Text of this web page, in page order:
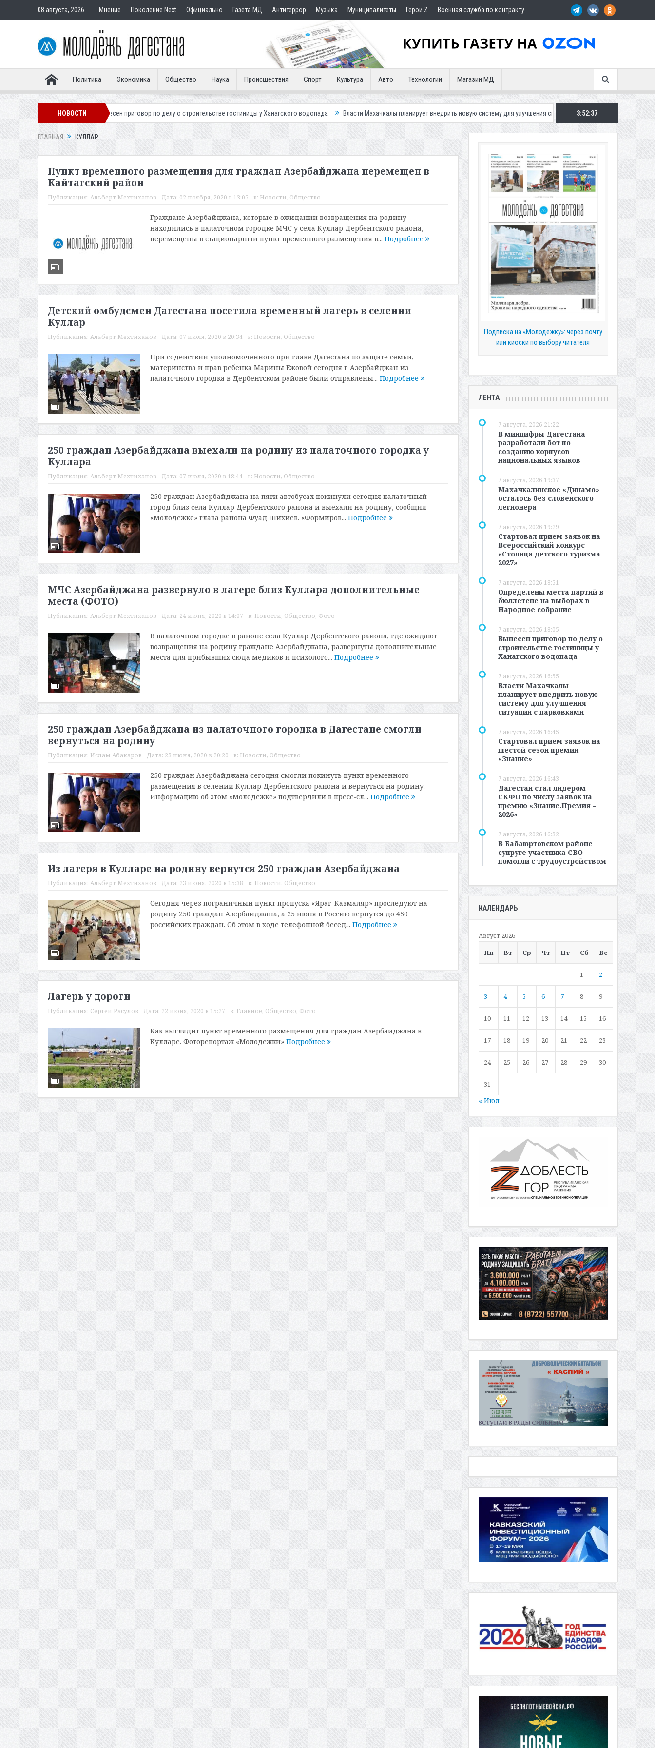
08 августа, 2026 Мнение Поколение Next Официально Газета МД Антитеррор Музыка Муниципалитеты Герои Z Военная служба по контракту
Политика Экономика Общество Наука Происшествия Спорт Культура Авто Технологии Магазин МД
НОВОСТИ
легионера Вынесен приговор по делу о строительстве гостиницы у Ханагского водопада Власти Махачкалы планирует внедрить новую систему для улучшения ситуации с парковками Махачкалинское
3:52:38
ГЛАВНАЯ КУЛЛАР
Пункт временного размещения для граждан Азербайджана перемещен в
Кайтагский район
Публикация: Альберт Мехтиханов Дата: 02 ноября, 2020 в 13:05 в: Новости, Общество
Граждане Азербайджана, которые в ожидании возвращения на родину
находились в палаточном городке МЧС у села Куллар Дербентского района,
перемещены в стационарный пункт временного размещения в... Подробнее
Детский омбудсмен Дагестана посетила временный лагерь в селении
Куллар
Публикация: Альберт Мехтиханов Дата: 07 июля, 2020 в 20:34 в: Новости, Общество
При содействии уполномоченного при главе Дагестана по защите семьи,
материнства и прав ребенка Марины Ежовой сегодня в Азербайджан из
палаточного городка в Дербентском районе были отправлены... Подробнее
250 граждан Азербайджана выехали на родину из палаточного городка у
Куллара
Публикация: Альберт Мехтиханов Дата: 07 июля, 2020 в 18:44 в: Новости, Общество
250 граждан Азербайджана на пяти автобусах покинули сегодня палаточный
город близ села Куллар Дербентского района и выехали на родину, сообщил
«Молодежке» глава района Фуад Шихиев. «Формиров... Подробнее
МЧС Азербайджана развернуло в лагере близ Куллара дополнительные
места (ФОТО)
Публикация: Альберт Мехтиханов Дата: 24 июня, 2020 в 14:07 в: Новости, Общество, Фото
В палаточном городке в районе села Куллар Дербентского района, где ожидают
возвращения на родину граждане Азербайджана, развернуты дополнительные
места для прибывших сюда медиков и психолого... Подробнее
250 граждан Азербайджана из палаточного городка в Дагестане смогли
вернуться на родину
Публикация: Ислам Абакаров Дата: 23 июня, 2020 в 20:20 в: Новости, Общество
250 граждан Азербайджана сегодня смогли покинуть пункт временного
размещения в селении Куллар Дербентского района и вернуться на родину.
Информацию об этом «Молодежке» подтвердили в пресс-сл... Подробнее
Из лагеря в Кулларе на родину вернутся 250 граждан Азербайджана
Публикация: Альберт Мехтиханов Дата: 23 июня, 2020 в 15:38 в: Новости, Общество
Сегодня через пограничный пункт пропуска «Яраг-Казмаляр» проследуют на
родину 250 граждан Азербайджана, а 25 июня в Россию вернутся до 450
российских граждан. Об этом в ходе телефонной бесед... Подробнее
Лагерь у дороги
Публикация: Сергей Расулов Дата: 22 июня, 2020 в 15:27 в: Главное, Общество, Фото
Как выглядит пункт временного размещения для граждан Азербайджана в
Кулларе. Фоторепортаж «Молодежки» Подробнее
Подписка на «Молодежку»: через почту
или киоски по выбору читателя
ЛЕНТА
7 августа, 2026 21:22
В минцифры Дагестана
разработали бот по
созданию корпусов
национальных языков
7 августа, 2026 19:37
Махачкалинское «Динамо»
осталось без словенского
легионера
7 августа, 2026 19:29
Стартовал прием заявок на
Всероссийский конкурс
«Столица детского туризма –
2027»
7 августа, 2026 18:51
Определены места партий в
бюллетене на выборах в
Народное собрание
7 августа, 2026 18:05
Вынесен приговор по делу о
строительстве гостиницы у
Ханагского водопада
7 августа, 2026 16:55
Власти Махачкалы
планирует внедрить новую
систему для улучшения
ситуации с парковками
7 августа, 2026 16:45
Стартовал прием заявок на
шестой сезон премии
«Знание»
7 августа, 2026 16:43
Дагестан стал лидером
СКФО по числу заявок на
премию «Знание.Премия –
2026»
7 августа, 2026 16:32
В Бабаюртовском районе
супруге участника СВО
помогли с трудоустройством
КАЛЕНДАРЬ
Август 2026
Пн
Вт Ср Чт Пт Сб Вс
1 2
3 4 5 6 7 8 9
10 11 12 13 14 15 16
17 18 19 20 21 22 23
24 25 26 27 28 29 30
31
« Июл